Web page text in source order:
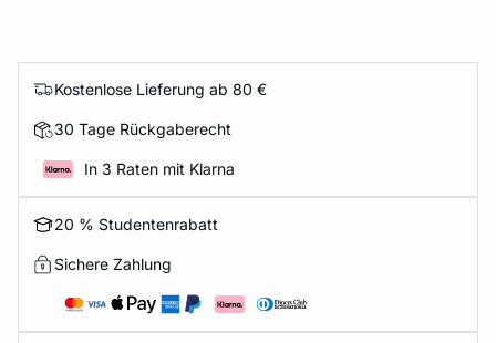
Kostenlose Lieferung ab 80 €
30 Tage Rückgaberecht
In 3 Raten mit Klarna
20 % Studentenrabatt
Sichere Zahlung